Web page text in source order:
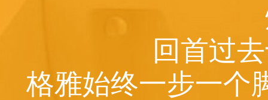
回首过
格雅始终一步一个